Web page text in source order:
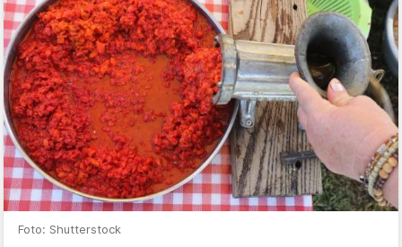
Foto: Shutterstock